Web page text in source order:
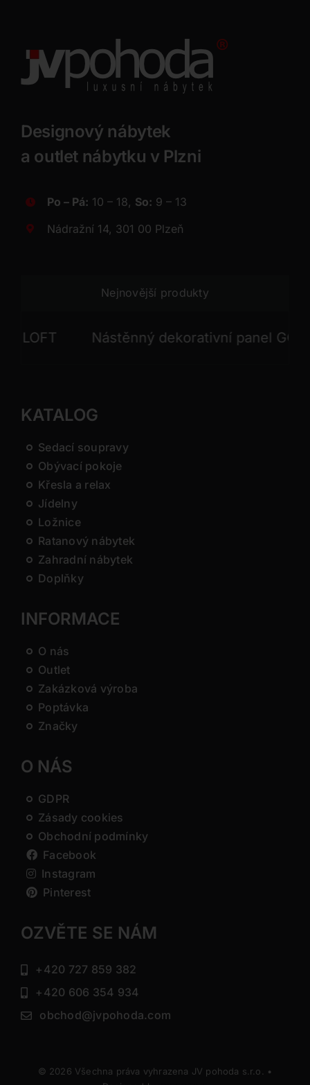
Designový nábytek
a outlet nábytku v Plzni
Po – Pá: 10 – 18, So: 9 – 13
Nádražní 14, 301 00 Plzeň
Nejnovější produkty
Nástěnný dekorativní panel GONG
KATALOG
Sedací soupravy
Obývací pokoje
Křesla a relax
Jídelny
Ložnice
Ratanový nábytek
Zahradní nábytek
Doplňky
INFORMACE
O nás
Outlet
Zakázková výroba
Poptávka
Značky
O NÁS
GDPR
Zásady cookies
Obchodní podmínky
Facebook
Instagram
Pinterest
OZVĚTE SE NÁM
+420 727 859 382
+420 606 354 934
obchod@jvpohoda.com
© 2026 Všechna práva vyhrazena JV pohoda s.r.o. •